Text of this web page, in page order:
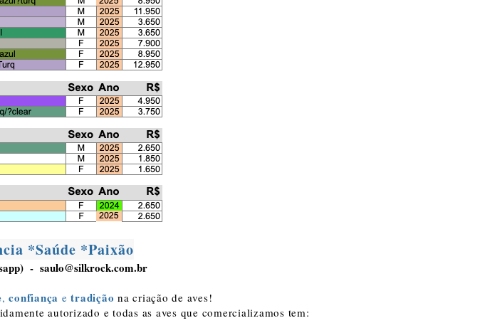
*Saúde *Paixão
- saulo@silkrock.com.br
,confiança etradição na criação de aves!
autorizado e todas as aves que comercializamos tem: